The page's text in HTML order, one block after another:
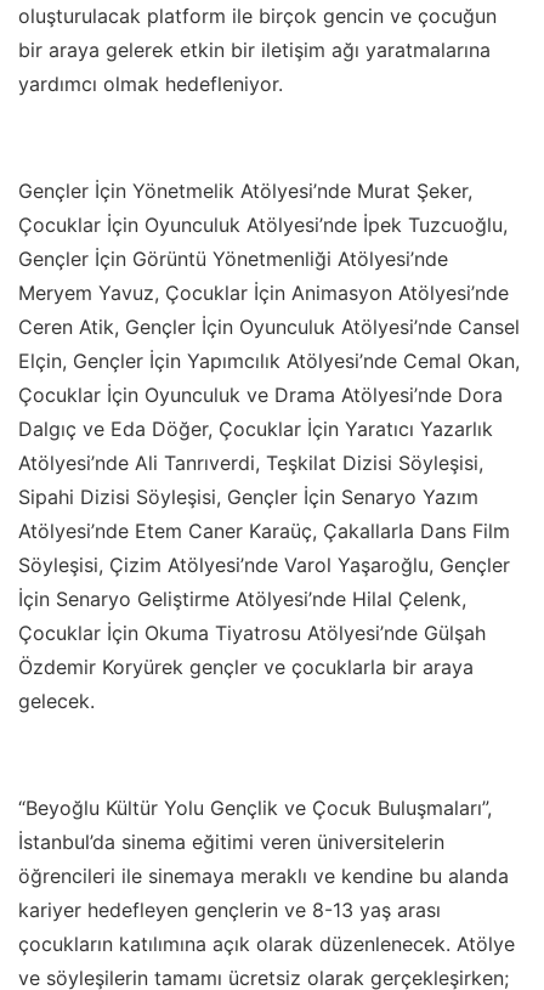
oluşturulacak platform ile birçok gencin ve çocuğun
bir araya gelerek etkin bir iletişim ağı yaratmalarına
yardımcı olmak hedefleniyor.
Gençler İçin Yönetmelik Atölyesi’nde Murat Şeker,
Çocuklar İçin Oyunculuk Atölyesi’nde İpek Tuzcuoğlu,
Gençler İçin Görüntü Yönetmenliği Atölyesi’nde
Meryem Yavuz, Çocuklar İçin Animasyon Atölyesi’nde
Ceren Atik, Gençler İçin Oyunculuk Atölyesi’nde Cansel
Elçin, Gençler İçin Yapımcılık Atölyesi’nde Cemal Okan,
Çocuklar İçin Oyunculuk ve Drama Atölyesi’nde Dora
Dalgıç ve Eda Döğer, Çocuklar İçin Yaratıcı Yazarlık
Atölyesi’nde Ali Tanrıverdi, Teşkilat Dizisi Söyleşisi,
Sipahi Dizisi Söyleşisi, Gençler İçin Senaryo Yazım
Atölyesi’nde Etem Caner Karaüç, Çakallarla Dans Film
Söyleşisi, Çizim Atölyesi’nde Varol Yaşaroğlu, Gençler
İçin Senaryo Geliştirme Atölyesi’nde Hilal Çelenk,
Çocuklar İçin Okuma Tiyatrosu Atölyesi’nde Gülşah
Özdemir Koryürek gençler ve çocuklarla bir araya
gelecek.
“Beyoğlu Kültür Yolu Gençlik ve Çocuk Buluşmaları”,
İstanbul’da sinema eğitimi veren üniversitelerin
öğrencileri ile sinemaya meraklı ve kendine bu alanda
kariyer hedefleyen gençlerin ve 8-13 yaş arası
çocukların katılımına açık olarak düzenlenecek. Atölye
ve söyleşilerin tamamı ücretsiz olarak gerçekleşirken;